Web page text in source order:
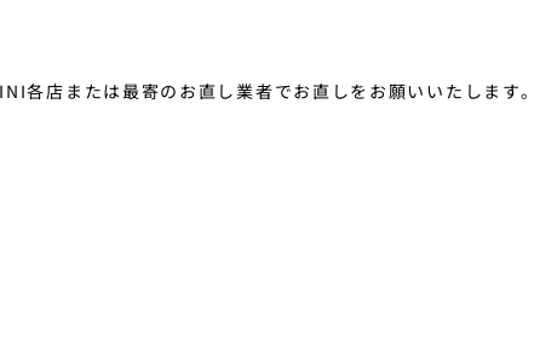
各店または最寄のお直し業者でお直しをお願いいたします。